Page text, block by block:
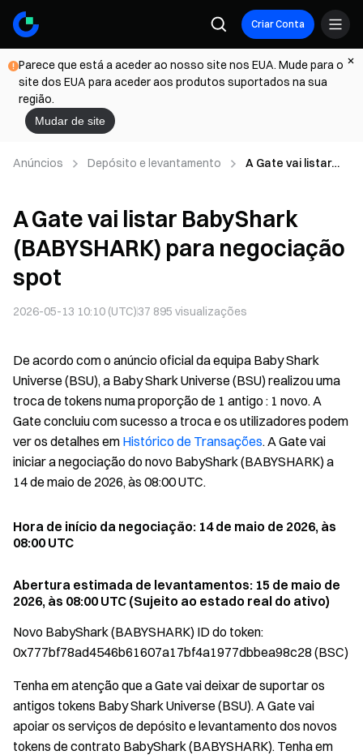
Criar Conta
Parece que está a aceder ao nosso site nos EUA. Mude para o
site dos EUA para aceder aos produtos suportados na sua
região.
Mudar de site
Anúncios Depósito e levantamento
A Gate vai listar
negociação spot
A Gate vai listar BabyShark
(BABYSHARK) para negociação
spot
2026-05-13 10:10 (UTC)37 895 visualizações
De acordo com o anúncio oficial da equipa Baby Shark
Universe (BSU), a Baby Shark Universe (BSU) realizou uma
troca de tokens numa proporção de 1 antigo : 1 novo. A
Gate concluiu com sucesso a troca e os utilizadores podem
ver os detalhes em Histórico de Transações. A Gate vai
iniciar a negociação do novo BabyShark (BABYSHARK) a
14 de maio de 2026, às 08:00 UTC.
Hora de início da negociação: 14 de maio de 2026, às
08:00 UTC
Abertura estimada de levantamentos: 15 de maio de
2026, às 08:00 UTC (Sujeito ao estado real do ativo)
Novo BabyShark (BABYSHARK) ID do token:
0x777bf78ad4546b61607a17bf4a1977dbbea98c28 (BSC)
Tenha em atenção que a Gate vai deixar de suportar os
antigos tokens Baby Shark Universe (BSU). A Gate vai
apoiar os serviços de depósito e levantamento dos novos
tokens de contrato BabyShark (BABYSHARK). Tenha em